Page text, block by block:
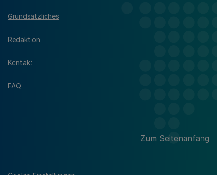
Grundsätzliches
Redaktion
Kontakt
FAQ
Zum Seitenanfang